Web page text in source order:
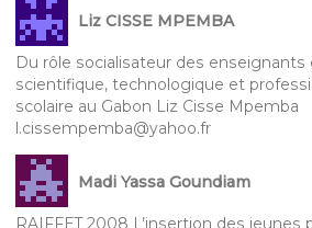
Liz CISSE MPEMBA
Du rôle socialisateur des enseignants
scientifique, technologique et
scolaire au Gabon Liz Cisse Mpemba
l.cissempemba@yahoo.fr
Madi Yassa Goundiam
RAIFFET 2008 L’insertion des jeunes